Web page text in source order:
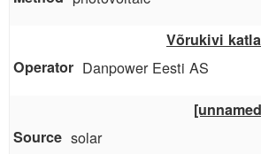
Võrukivi
Danpower Eesti AS
solar